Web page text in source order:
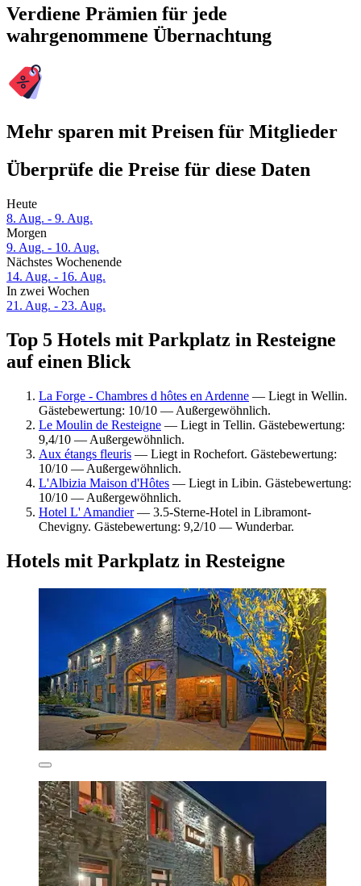
Verdiene Prämien für jede
wahrgenommene Übernachtung
Mehr sparen mit Preisen für Mitglieder
Überprüfe die Preise für diese Daten
Heute
8. Aug. - 9. Aug.
Morgen
9. Aug. - 10. Aug.
Nächstes Wochenende
14. Aug. - 16. Aug.
In zwei Wochen
21. Aug. - 23. Aug.
Top 5 Hotels mit Parkplatz in Resteigne
auf einen Blick
La Forge - Chambres d hôtes en Ardenne — Liegt in Wellin.
Gästebewertung: 10/10 — Außergewöhnlich.
Le Moulin de Resteigne — Liegt in Tellin. Gästebewertung:
9,4/10 — Außergewöhnlich.
Aux étangs fleuris — Liegt in Rochefort. Gästebewertung:
10/10 — Außergewöhnlich.
L'Albizia Maison d'Hôtes — Liegt in Libin. Gästebewertung:
10/10 — Außergewöhnlich.
Hotel L' Amandier— 3.5-Sterne-Hotel in Libramont-
Chevigny. Gästebewertung: 9,2/10 — Wunderbar.
Hotels mit Parkplatz in Resteigne